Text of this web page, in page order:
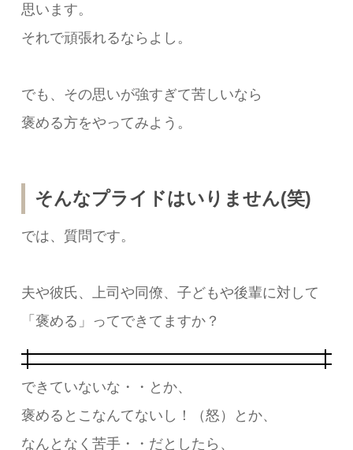
思います。
それで頑張れるならよし。
でも、その思いが強すぎて苦しいなら
褒める方をやってみよう。
そんなプライドはいりません(笑)
では、質問です。
夫や彼氏、上司や同僚、子どもや後輩に対して
「褒める」ってできてますか？
できていないな・・とか、
褒めるとこなんてないし！（怒）とか、
なんとなく苦手・・だとしたら、